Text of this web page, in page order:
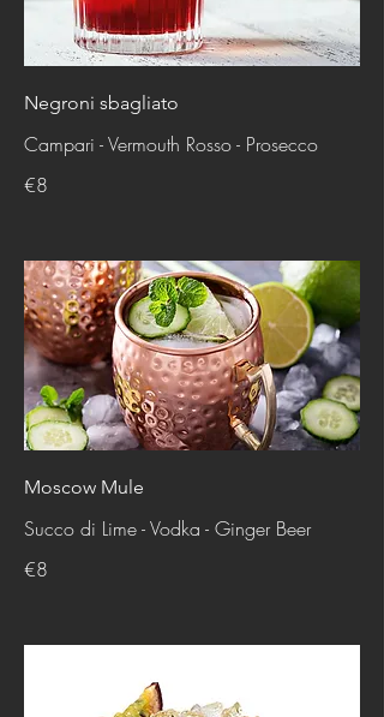
Negroni sbagliato
Campari - Vermouth Rosso - Prosecco
€8
Moscow Mule
Succo di Lime - Vodka - Ginger Beer
€8